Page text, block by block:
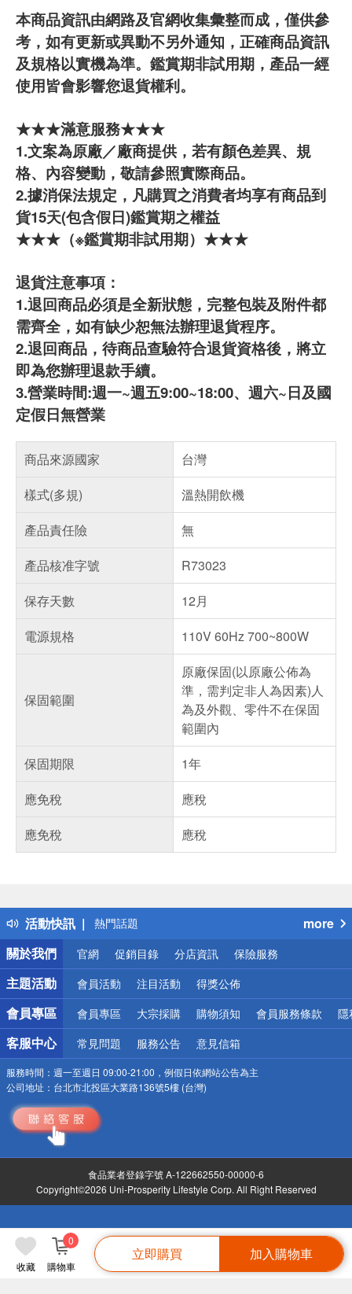
收藏 購物車
0
立即購買 加入購物車
本商品資訊由網路及官網收集彙整而成，僅供參
考，如有更新或異動不另外通知，正確商品資訊
及規格以實機為準。鑑賞期非試用期，產品一經
使用皆會影響您退貨權利。
★★★滿意服務★★★
1.文案為原廠／廠商提供，若有顏色差異、規
格、內容變動，敬請參照實際商品。
2.據消保法規定，凡購買之消費者均享有商品到
貨15天(包含假日)鑑賞期之權益
★★★（※鑑賞期非試用期）★★★
退貨注意事項：
1.退回商品必須是全新狀態，完整包裝及附件都
需齊全，如有缺少恕無法辦理退貨程序。
2.退回商品，待商品查驗符合退貨資格後，將立
即為您辦理退款手續。
3.營業時間:週一~週五9:00~18:00、週六~日及國
定假日無營業
商品來源國家
台灣
樣式(多規)
溫熱開飲機
產品責任險
無
產品核准字號
R73023
保存天數
12月
電源規格
110V 60Hz 700~800W
保固範圍
原廠保固(以原廠公佈為
準，需判定非人為因素)人
為及外觀、零件不在保固
範圍內
保固期限
1年
應免稅
應稅
應免稅
應稅
活動快訊
得獎公告
熱門話題
銀行優惠
偏遠地區配送
詐騙網頁！請小心！
more
關於我們
官網 促銷目錄 分店資訊 保險服務
主題活動 會員活動 注目活動 得獎公佈
會員專區 會員專區 大宗採購 購物須知 會員服務條款 隱
客服中心 常見問題 服務公告 意見信箱
服務時間： 週一至週日 09:00-21:00，例假日依網站公告為主
公司地址： 台北市北投區大業路136號5樓 (台灣)
食品業者登錄字號 A-122662550-00000-6
Copyright©2026 Uni-Prosperity Lifestyle Corp. All Right Reserved